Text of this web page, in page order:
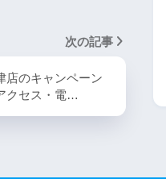
次の記事
のキャンペーン
クセス・電…